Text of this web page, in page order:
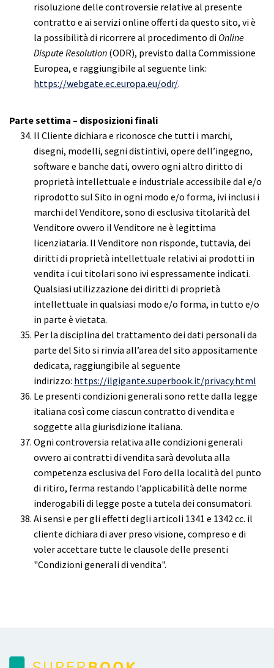
risoluzione delle controversie relative al presente
contratto e ai servizi online offerti da questo sito, vi è
la possibilità di ricorrere al procedimento di Online
Dispute Resolution (ODR), previsto dalla Commissione
Europea, e raggiungibile al seguente link:
https://webgate.ec.europa.eu/odr/.
Parte settima – disposizioni finali
Il Cliente dichiara e riconosce che tutti i marchi,
disegni, modelli, segni distintivi, opere dell’ingegno,
software e banche dati, ovvero ogni altro diritto di
proprietà intellettuale e industriale accessibile dal e/o
riprodotto sul Sito in ogni modo e/o forma, ivi inclusi i
marchi del Venditore, sono di esclusiva titolarità del
Venditore ovvero il Venditore ne è legittima
licenziataria. Il Venditore non risponde, tuttavia, dei
diritti di proprietà intellettuale relativi ai prodotti in
vendita i cui titolari sono ivi espressamente indicati.
Qualsiasi utilizzazione dei diritti di proprietà
intellettuale in qualsiasi modo e/o forma, in tutto e/o
in parte è vietata.
Per la disciplina del trattamento dei dati personali da
parte del Sito si rinvia all’area del sito appositamente
dedicata, raggiungibile al seguente
indirizzo: https://ilgigante.superbook.it/privacy.html
Le presenti condizioni generali sono rette dalla legge
italiana così come ciascun contratto di vendita e
soggette alla giurisdizione italiana.
Ogni controversia relativa alle condizioni generali
ovvero ai contratti di vendita sarà devoluta alla
competenza esclusiva del Foro della località del punto
di ritiro, ferma restando l’applicabilità delle norme
inderogabili di legge poste a tutela dei consumatori.
Ai sensi e per gli effetti degli articoli 1341 e 1342 cc. il
cliente dichiara di aver preso visione, compreso e di
voler accettare tutte le clausole delle presenti
"Condizioni generali di vendita".